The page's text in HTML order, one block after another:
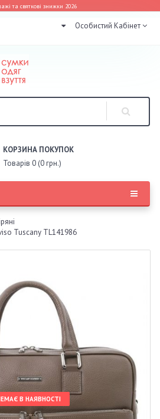
та святкові знижки 2026
Особистий Кабінет
КОРЗИНА ПОКУПОК
Товарів 0 (0 грн.)
Tuscany TL141986
В НАЯВНОСТІ